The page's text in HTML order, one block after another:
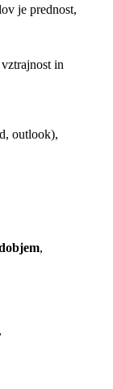
je prednost,
in
outlook),
,